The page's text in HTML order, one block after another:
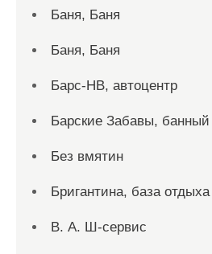
Баня, Баня
Баня, Баня
Барс-НВ, автоцентр
Барские Забавы, банный
Без вмятин
Бригантина, база отдыха
В. А. Ш-сервис